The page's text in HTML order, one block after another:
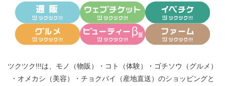
ツクツク!!!は、 モノ（物販） ・ コト（体験） ・ ゴチソウ（グルメ）
・ オメカシ（美容） ・ チョクバイ（産地直送） のショッピングと